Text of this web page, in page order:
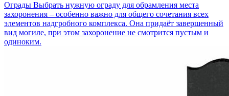
Ограды Выбрать нужную ограду для обрамления места
захоронения – особенно важно для общего сочетания всех
элементов надгробного комплекса. Она придаёт завершенный
вид могиле, при этом захоронение не смотрится пустым и
одиноким.